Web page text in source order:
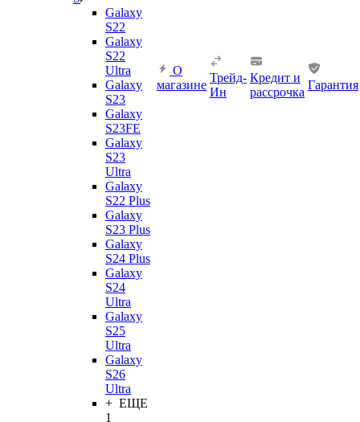
Galaxy
S22
Galaxy
S22
Ultra
Galaxy
S23
Galaxy
S23FE
Galaxy
S23
Ultra
Galaxy
S22 Plus
Galaxy
S23 Plus
Galaxy
S24 Plus
Galaxy
S24
Ultra
Galaxy
S25
Ultra
Galaxy
S26
Ultra
+ ЕЩЕ
1
О
магазине
Трейд-
Ин
Кредит и
рассрочка
Гарантия